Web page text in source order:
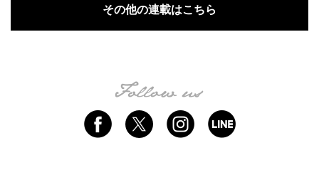
その他の連載はこちら